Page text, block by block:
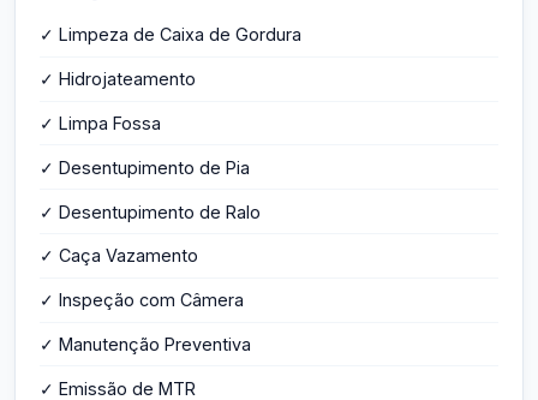
✓ Limpeza de Caixa de Gordura
✓ Hidrojateamento
✓ Limpa Fossa
✓ Desentupimento de Pia
✓ Desentupimento de Ralo
✓ Caça Vazamento
✓ Inspeção com Câmera
✓ Manutenção Preventiva
✓ Emissão de MTR